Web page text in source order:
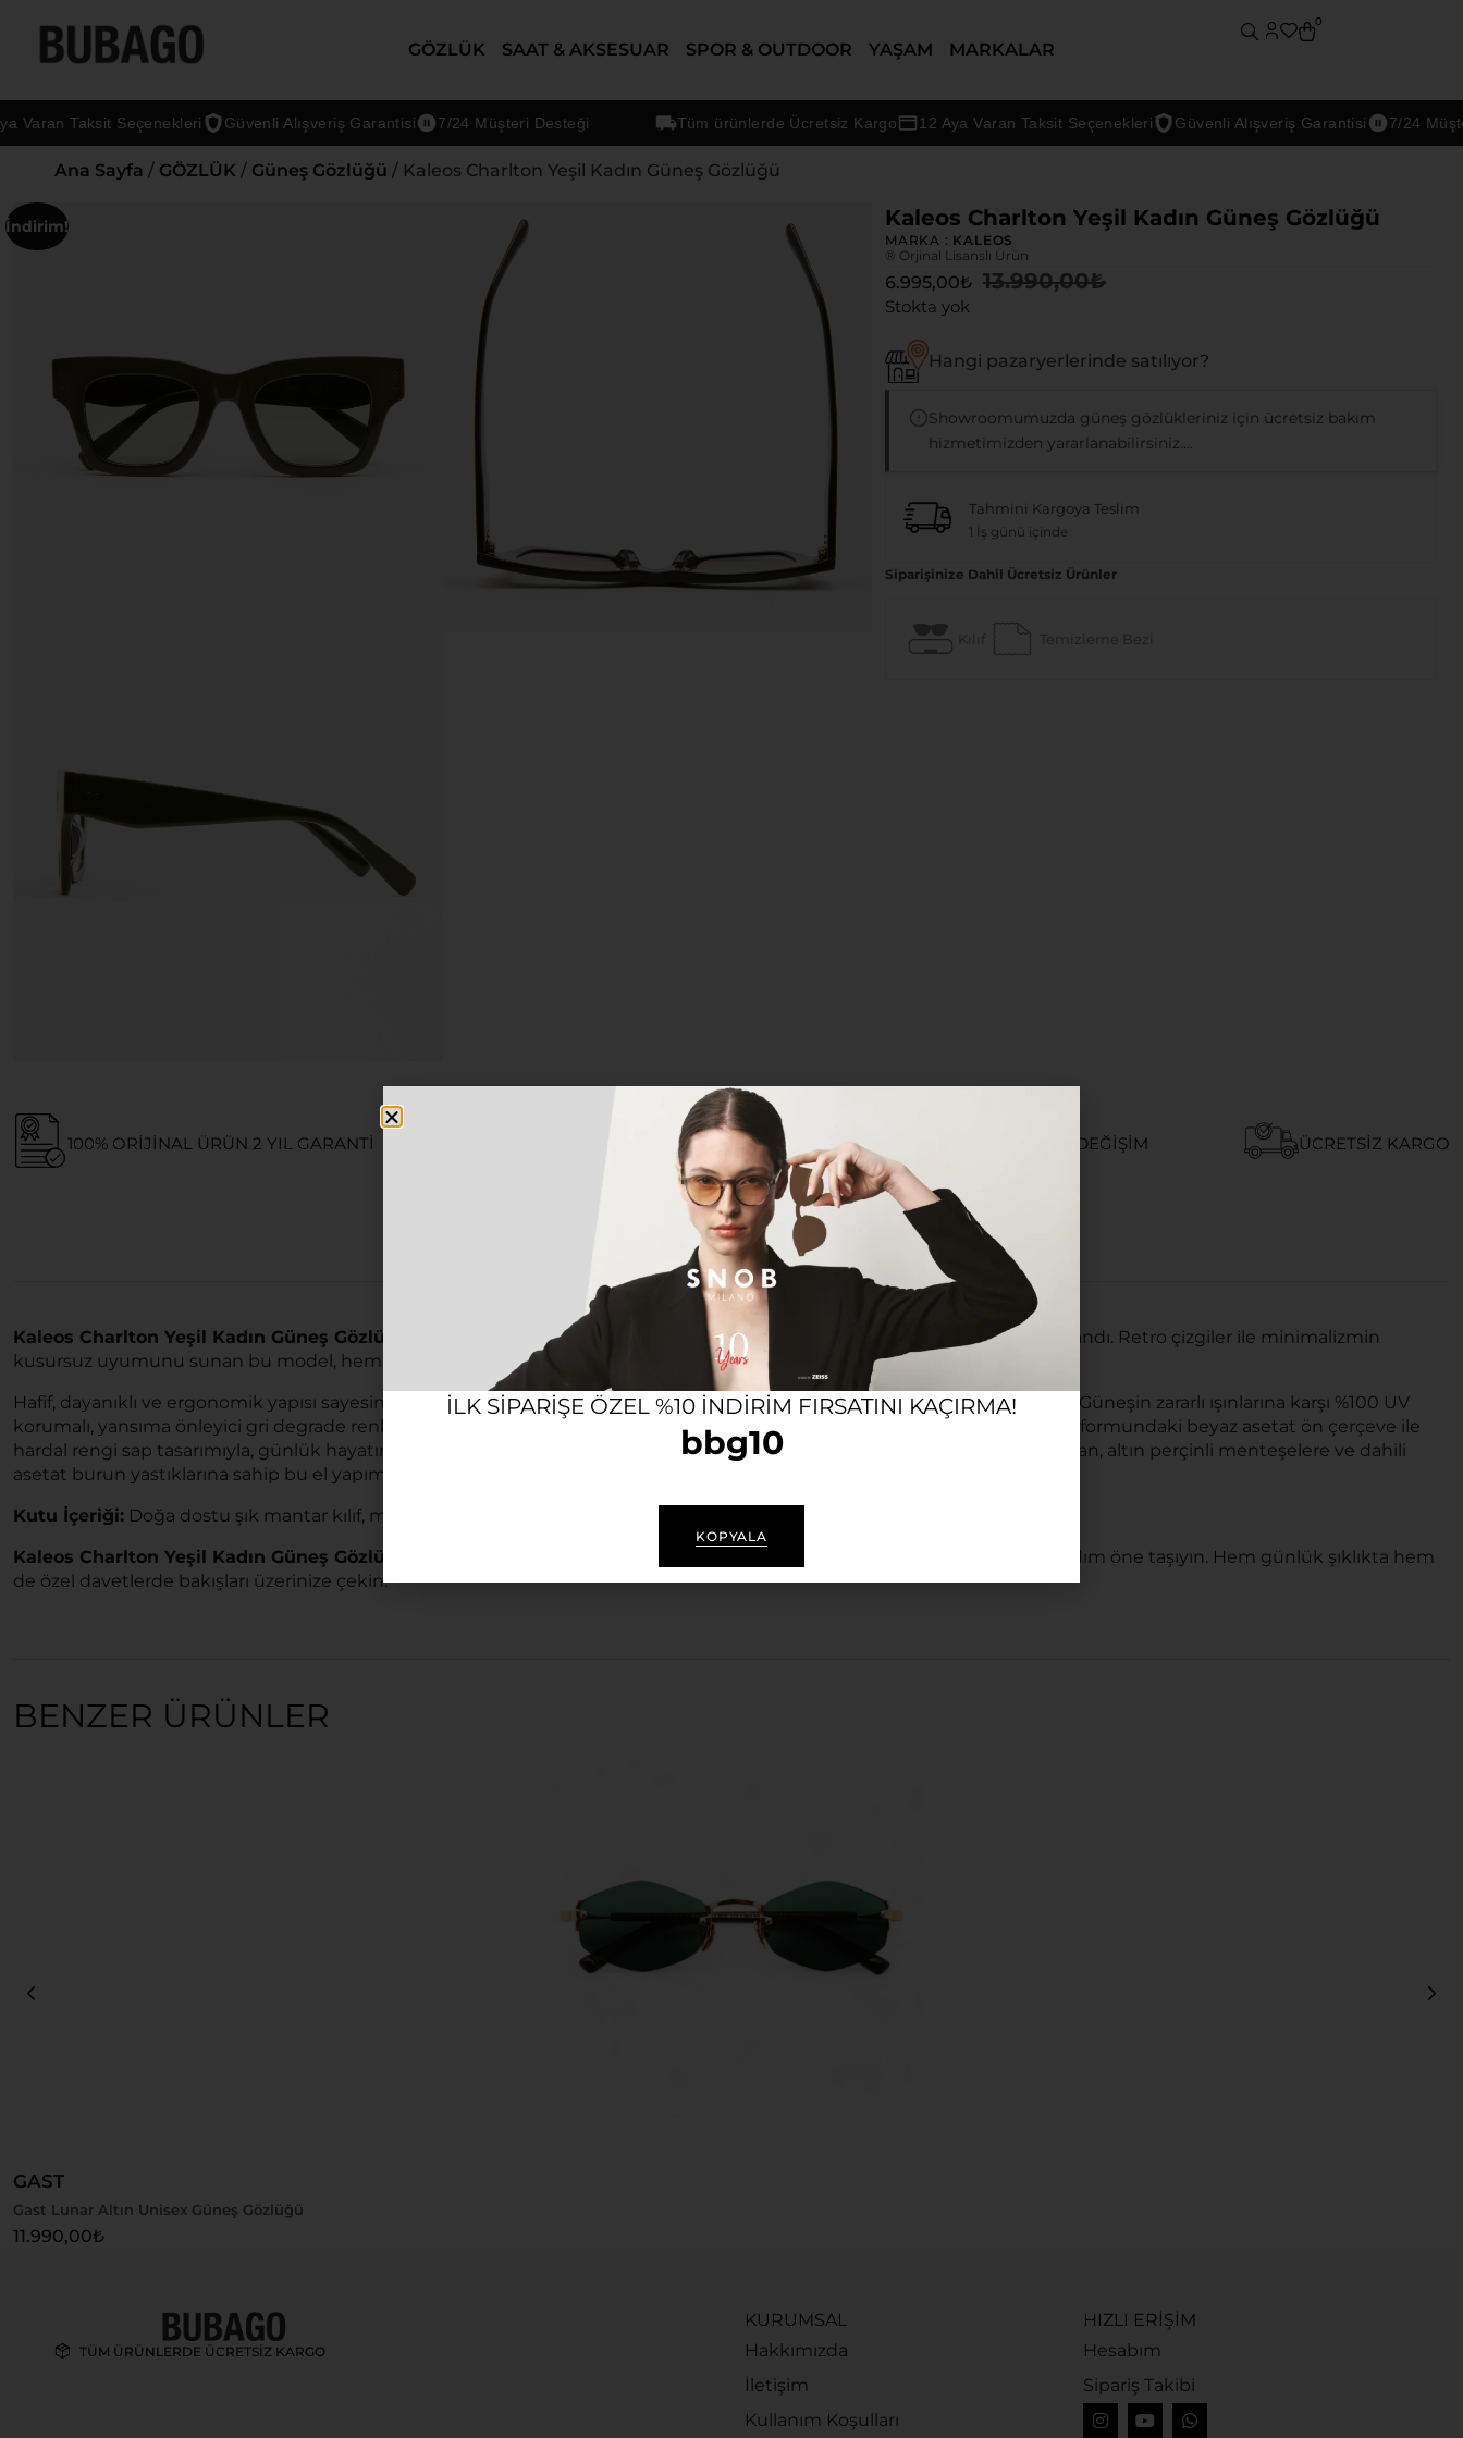
GÖZLÜK SAAT & AKSESUAR SPOR & OUTDOOR YAŞAM MARKALAR
0
Taksit Seçenekleri Güvenli Alışveriş Garantisi 7/24 Müşteri Desteği Tüm ürünlerde Ücretsiz Kargo 12 Aya Varan Taksit Seçenekleri Güvenli Alışveriş Garantisi 7/24 Müşteri
Ana Sayfa / GÖZLÜK / Güneş Gözlüğü / Kaleos Charlton Yeşil Kadın Güneş Gözlüğü
İndirim! Kaleos Charlton Yeşil Kadın Güneş Gözlüğü
MARKA : KALEOS
® Orjinal Lisanslı Ürün
13.990,00₺
6.995,00₺
Stokta yok
Hangi pazaryerlerinde satılıyor?
Showroomumuzda güneş gözlükleriniz için ücretsiz bakım
hizmetimizden yararlanabilirsiniz....
Tahmini Kargoya Teslim
1 İş günü içinde
Siparişinize Dahil Ücretsiz Ürünler
Kılıf Temizleme Bezi
100% ORIJINAL ÜRÜN 2 YIL GARANTI 12 AYA VARAN TAKSIT SEÇENEĞI KOLAY İADE VE DEĞIŞIM ÜCRETSIZ KARGO
Açıklama Ek bilgi
Kaleos Charlton Yeşil Kadın Güneş Gözlüğü
, stilini özgün ve zamansız detaylarla tamamlamak isteyen kadınlar için tasarlandı. Retro çizgiler ile minimalizmin
kusursuz uyumunu sunan bu model, hem klasik hem de modern kombinlerinizin vazgeçilmez bir parçası olmaya aday.
Hafif, dayanıklı ve ergonomik yapısı sayesinde estetikten ödün vermeden gün boyu yüksek konforun tadını çıkarabilirsiniz. Güneşin zararlı ışınlarına karşı %100 UV
korumalı, yansıma önleyici gri degrade renkli kategori 3 lensleri ve yüz hatlarına mükemmel uyum sağlayan hafif kedi gözü formundaki beyaz asetat ön çerçeve ile
hardal rengi sap tasarımıyla, günlük hayatın her anında şıklığı ve işlevselliği bir arada sunar. High-end moda anlayışını yansıtan, altın perçinli menteşelere ve dahili
asetat burun yastıklarına sahip bu el yapımı özel parça, kalitesiyle de uzun ömürlü bir kullanım vadeder.
Kutu İçeriği: Doğa dostu şık mantar kılıf, markaya özel gözlük bezi, kullanım kılavuzu ve garanti belgesi.
Kaleos Charlton Yeşil Kadın Güneş Gözlüğü
ile gözlerinizi güneşin zararlı etkilerinden korurken, stilinizi her ortamda bir adım öne taşıyın. Hem günlük şıklıkta hem
de özel davetlerde bakışları üzerinize çekin.
BENZER ÜRÜNLER
GAST
Gast Lunar Altın Unisex Güneş Gözlüğü
11.990,00₺
TÜM ÜRÜNLERDE ÜCRETSİZ KARGO
KURUMSAL
Hakkımızda
İletişim
Kullanım Koşulları
HIZLI ERİŞİM
Hesabım
Sipariş Takibi
ILK SIPARIŞE ÖZEL %10 INDIRIM FIRSATINI KAÇIRMA!
bbg10
KOPYALA